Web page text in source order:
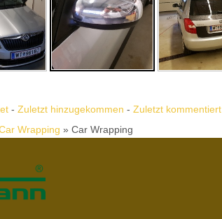
- Zuletzt hinzugekommen - Zuletzt kommentiert
Wrapping » Car Wrapping